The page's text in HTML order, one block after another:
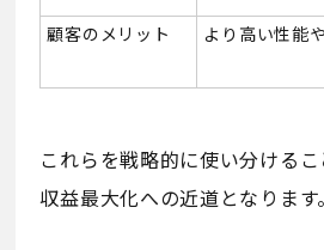
顧客のメリット より高い性能
これらを戦略的に使い分ける
収益最大化への近道となります。